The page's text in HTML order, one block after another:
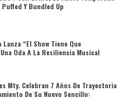
Y Bundled Up
“El Show Tiene Que
Oda A La Resiliencia Musical
Mty. Celebran 7 Años De Trayectoria
De Su Nuevo Sencillo: